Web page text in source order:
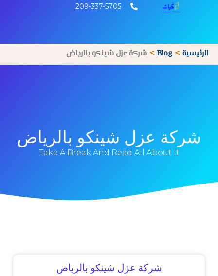
209-337-5705
الرئيسية Blog شركة عزل شينكو بالرياض
شركة عزل شينكو بالرياض
Take A Break And Read All About It
شركة عزل شينكو بالرياض